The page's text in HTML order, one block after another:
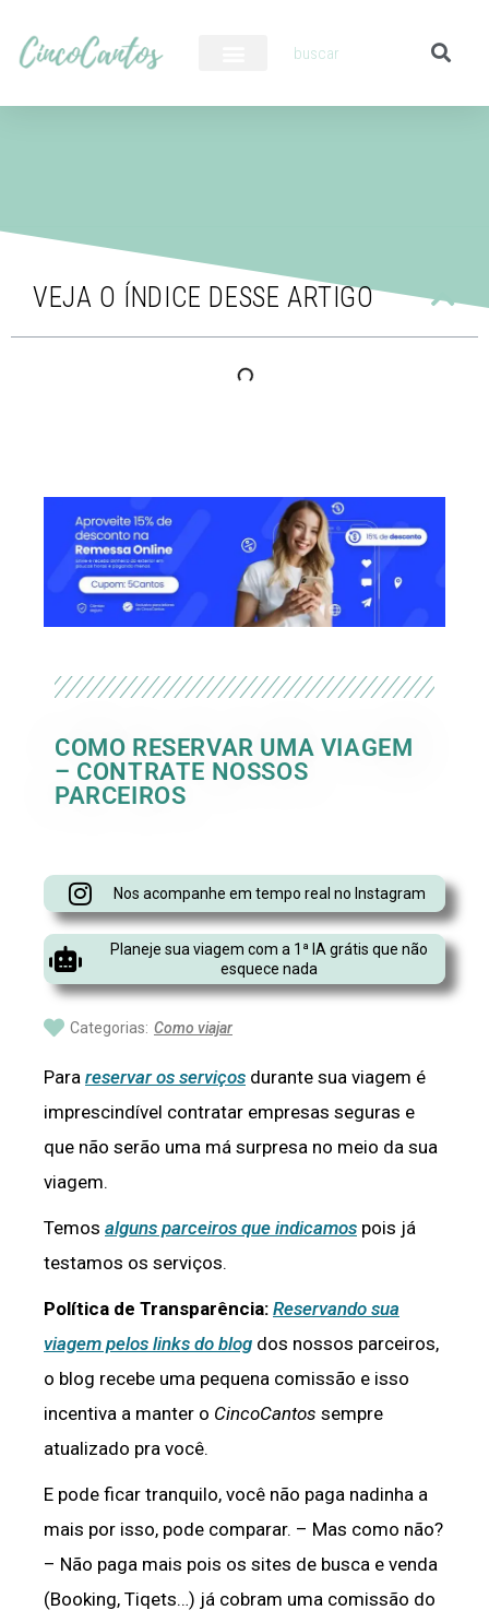
VEJA O ÍNDICE DESSE ARTIGO
COMO RESERVAR UMA VIAGEM
– CONTRATE NOSSOS
PARCEIROS
Nos acompanhe em tempo real no Instagram
Planeje sua viagem com a 1ª IA grátis que não
esquece nada
Categorias: Como viajar
Para reservar os serviços durante sua viagem é
imprescindível contratar empresas seguras e
que não serão uma má surpresa no meio da sua
viagem.
Temos alguns parceiros que indicamos pois já
testamos os serviços.
Política de Transparência: Reservando sua
viagem pelos links do blog dos nossos parceiros,
o blog recebe uma pequena comissão e isso
incentiva a manter o CincoCantos sempre
atualizado pra você.
E pode ficar tranquilo, você não paga nadinha a
mais por isso, pode comparar. – Mas como não?
– Não paga mais pois os sites de busca e venda
(Booking, Tiqets…) já cobram uma comissão do